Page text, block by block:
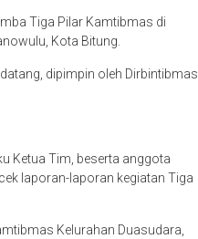
Tiga Pilar Kamtibmas di
Kota Bitung.
dipimpin oleh Dirbintibmas
Ketua Tim, beserta anggota
laporan-laporan kegiatan Tiga
Kelurahan Duasudara,